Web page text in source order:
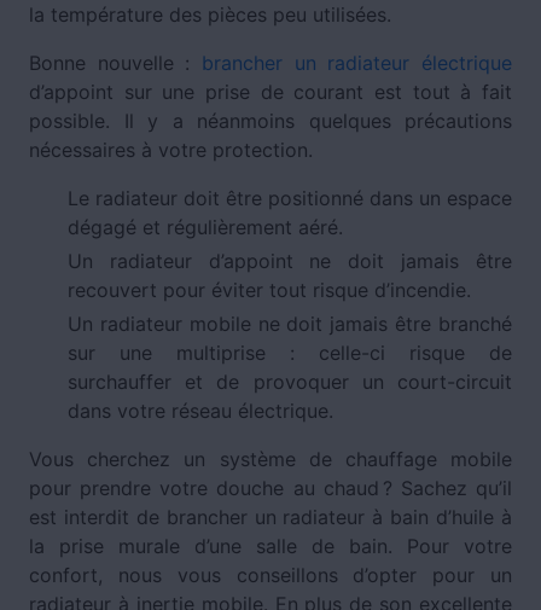
la température des pièces peu utilisées.
Bonne nouvelle : brancher un radiateur électrique
d’appoint sur une prise de courant est tout à fait
possible. Il y a néanmoins quelques précautions
nécessaires à votre protection.
Le radiateur doit être positionné dans un espace
dégagé et régulièrement aéré.
Un radiateur d’appoint ne doit jamais être
recouvert pour éviter tout risque d’incendie.
Un radiateur mobile ne doit jamais être branché
sur une multiprise : celle-ci risque de
surchauffer et de provoquer un court-circuit
dans votre réseau électrique.
Vous cherchez un système de chauffage mobile
pour prendre votre douche au chaud ? Sachez qu’il
est interdit de brancher un radiateur à bain d’huile à
la prise murale d’une salle de bain. Pour votre
confort, nous vous conseillons d’opter pour un
radiateur à inertie mobile. En plus de son excellente